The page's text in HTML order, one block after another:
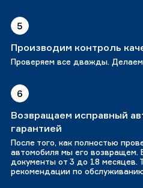
5
Производим контроль
Проверяем все дважды.
6
Возвращаем исправный
гарантией
После того, как полностью
автомобиля мы его возвращем.
документы от 3 до 18 месяцев.
рекомендации по